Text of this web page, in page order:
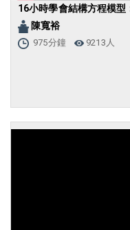
16小時學會結構方程模
陳寬裕
975分鐘 9213人